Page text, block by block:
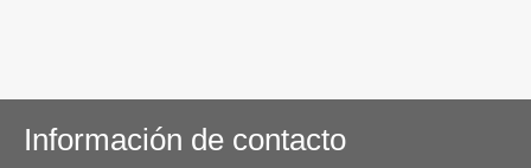
Información de contacto